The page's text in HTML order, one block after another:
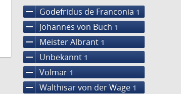
remove Godefridus de Franconia 1
remove Johannes von Buch 1
remove Meister Albrant 1
remove Unbekannt 1
remove Volmar 1
remove Walthisar von der Wage 1